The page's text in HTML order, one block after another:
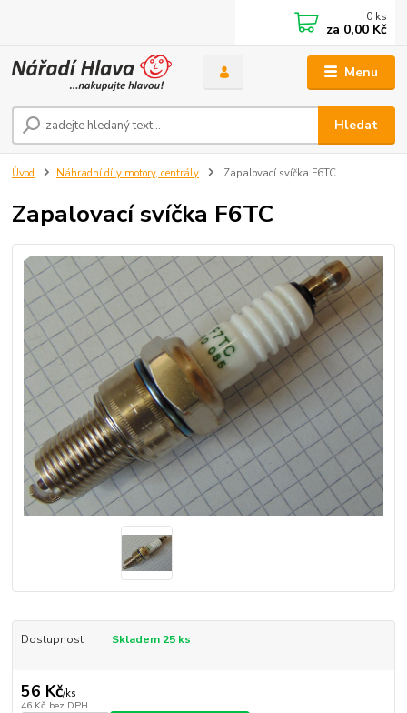
Menu
Hledat
0 ks
za 0,00 Kč
Úvod Náhradní díly motory, centrály Zapalovací svíčka F6TC
Zapalovací svíčka F6TC
Dostupnost Skladem 25 ks
56 Kč/ks
46 Kč bez DPH